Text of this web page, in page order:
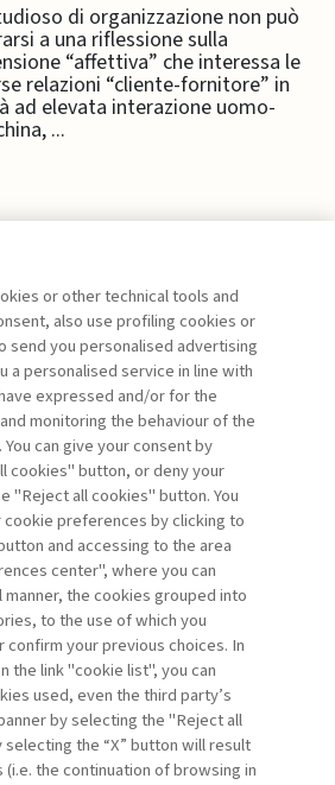
di organizzazione non può
a una riflessione sulla
“affettiva” che interessa le
relazioni “cliente-fornitore” in
ad elevata interazione uomo-
...
NELLA DIVERSITÀ: VERSO
...
Zattoni
è riservata esclusivamente
Per abbonati
or other technical tools and
also use profiling cookies or
send you personalised advertising
a personalised service in line with
expressed and/or for the
monitoring the behaviour of the
can give your consent by
cookies" button, or deny your
"Reject all cookies" button. You
cookie preferences by clicking to
and accessing to the area
center", where you can
manner, the cookies grouped into
to the use of which you
your previous choices. In
the link "cookie list", you can
used, even the third party’s
by selecting the "Reject all
the “X” button will result
the continuation of browsing in